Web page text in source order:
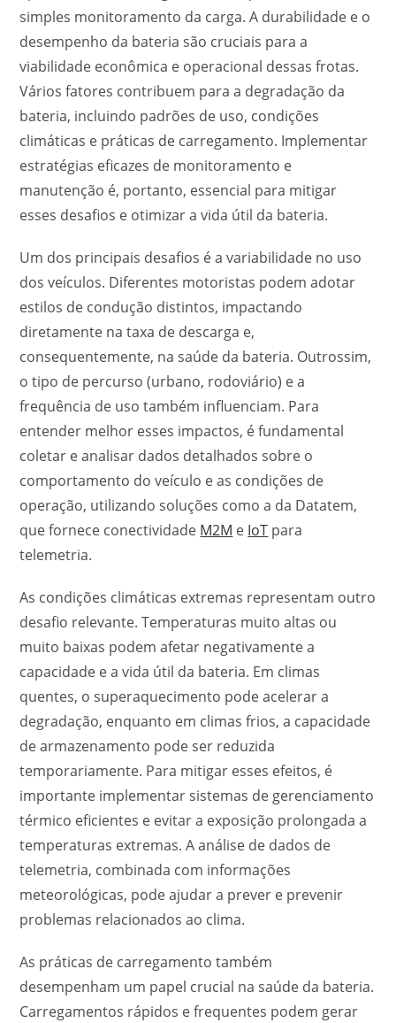
simples monitoramento da carga. A durabilidade e o
desempenho da bateria são cruciais para a
viabilidade econômica e operacional dessas frotas.
Vários fatores contribuem para a degradação da
bateria, incluindo padrões de uso, condições
climáticas e práticas de carregamento. Implementar
estratégias eficazes de monitoramento e
manutenção é, portanto, essencial para mitigar
esses desafios e otimizar a vida útil da bateria.
Um dos principais desafios é a variabilidade no uso
dos veículos. Diferentes motoristas podem adotar
estilos de condução distintos, impactando
diretamente na taxa de descarga e,
consequentemente, na saúde da bateria. Outrossim,
o tipo de percurso (urbano, rodoviário) e a
frequência de uso também influenciam. Para
entender melhor esses impactos, é fundamental
coletar e analisar dados detalhados sobre o
comportamento do veículo e as condições de
operação, utilizando soluções como a da Datatem,
que fornece conectividade M2M e IoT para
telemetria.
As condições climáticas extremas representam outro
desafio relevante. Temperaturas muito altas ou
muito baixas podem afetar negativamente a
capacidade e a vida útil da bateria. Em climas
quentes, o superaquecimento pode acelerar a
degradação, enquanto em climas frios, a capacidade
de armazenamento pode ser reduzida
temporariamente. Para mitigar esses efeitos, é
importante implementar sistemas de gerenciamento
térmico eficientes e evitar a exposição prolongada a
temperaturas extremas. A análise de dados de
telemetria, combinada com informações
meteorológicas, pode ajudar a prever e prevenir
problemas relacionados ao clima.
As práticas de carregamento também
desempenham um papel crucial na saúde da bateria.
Carregamentos rápidos e frequentes podem gerar